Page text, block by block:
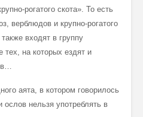
рогатого скота». То есть
верблюдов и крупно-рогатого
входят в группу
на которых ездят и
аята, в котором говорилось
нельзя употреблять в